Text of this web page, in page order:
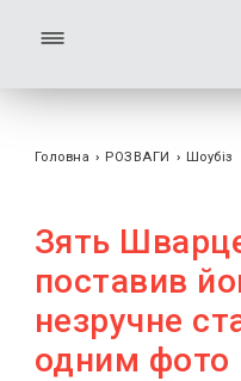
Головна › РОЗВАГИ › Шоубiз
Зять
поставив
незручне
одним фото